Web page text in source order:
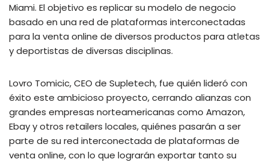
Miami. El objetivo es replicar su modelo de negocio
basado en una red de plataformas interconectadas
para la venta online de diversos productos para atletas
y deportistas de diversas disciplinas.
Lovro Tomicic, CEO de Supletech, fue quién lideró con
éxito este ambicioso proyecto, cerrando alianzas con
grandes empresas norteamericanas como Amazon,
Ebay y otros retailers locales, quiénes pasarán a ser
parte de su red interconectada de plataformas de
venta online, con lo que lograrán exportar tanto su